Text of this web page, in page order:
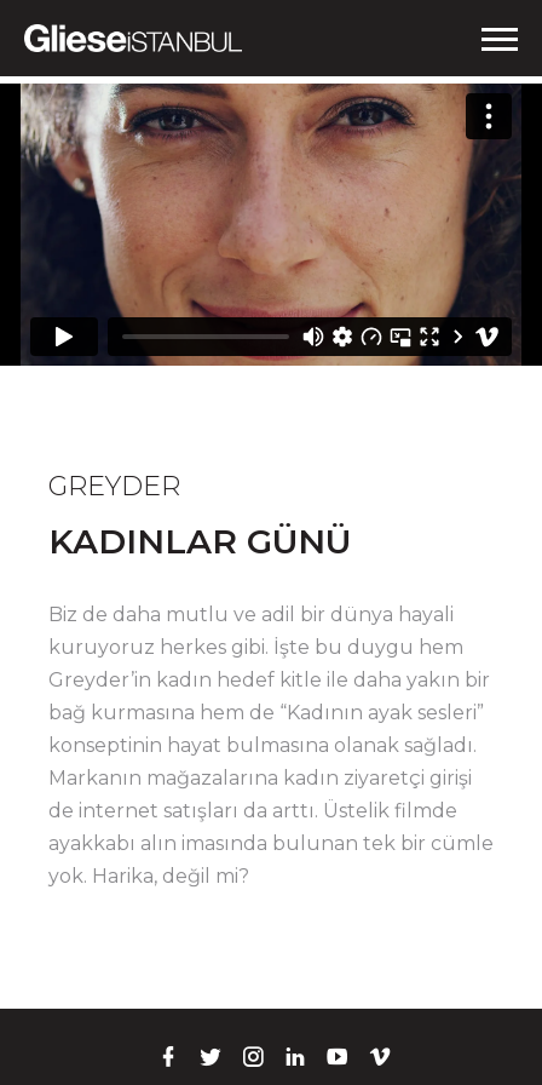
İŞLERİMİZ
NEDEN GLIESE?
HABERLER
GREYDER
KADINLAR GÜNÜ
Biz de daha mutlu ve adil bir dünya hayali
kuruyoruz herkes gibi. İşte bu duygu hem
Greyder’in kadın hedef kitle ile daha yakın bir
bağ kurmasına hem de “Kadının ayak sesleri”
konseptinin hayat bulmasına olanak sağladı.
Markanın mağazalarına kadın ziyaretçi girişi
de internet satışları da arttı. Üstelik filmde
ayakkabı alın imasında bulunan tek bir cümle
yok. Harika, değil mi?